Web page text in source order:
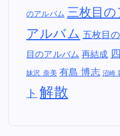
のアルバム 三枚目
アルバム 五枚目
目のアルバム 再結成
妹沢 奈美 有島 博志 沼崎
ト 解散